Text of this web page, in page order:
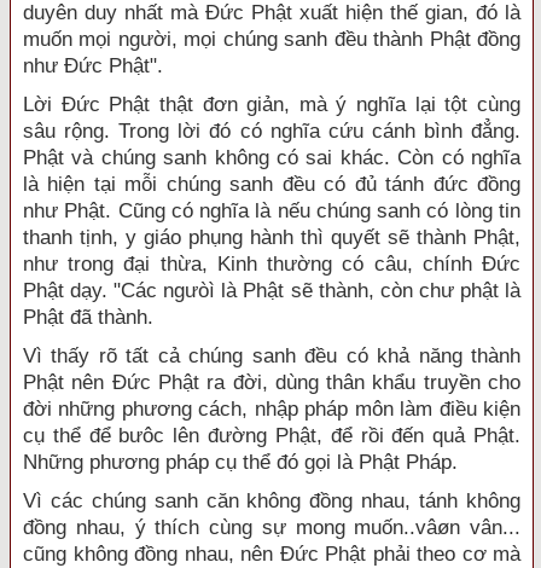
duyên duy nhất mà Đức Phật xuất hiện thế gian, đó là
muốn mọi người, mọi chúng sanh đều thành Phật đồng
như Đức Phật".
Lời Đức Phật thật đơn giản, mà ý nghĩa lại tột cùng
sâu rộng. Trong lời đó có nghĩa cứu cánh bình đẳng.
Phật và chúng sanh không có sai khác. Còn có nghĩa
là hiện tại mỗi chúng sanh đều có đủ tánh đức đồng
như Phật. Cũng có nghĩa là nếu chúng sanh có lòng tin
thanh tịnh, y giáo phụng hành thì quyết sẽ thành Phật,
như trong đại thừa, Kinh thường có câu, chính Đức
Phật dạy. "Các ngưòì là Phật sẽ thành, còn chư phật là
Phật đã thành.
Vì thấy rõ tất cả chúng sanh đều có khả năng thành
Phật nên Đức Phật ra đời, dùng thân khẩu truyền cho
đời những phương cách, nhập pháp môn làm điều kiện
cụ thể để bưôc lên đường Phật, để rồi đến quả Phật.
Những phương pháp cụ thể đó gọi là Phật Pháp.
Vì các chúng sanh căn không đồng nhau, tánh không
đồng nhau, ý thích cùng sự mong muốn..vâøn vân...
cũng không đồng nhau, nên Đức Phật phải theo cơ mà